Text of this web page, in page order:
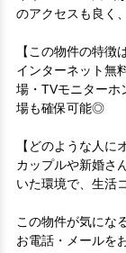
のアクセスも良く
【この物件の特徴
インターネット無
場・TVモニターホ
場も確保可能◎
【どのような人に
カップルや新婚さ
いた環境で、生活
この物件が気にな
お電話・メールを